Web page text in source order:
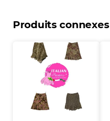
Produits connexes